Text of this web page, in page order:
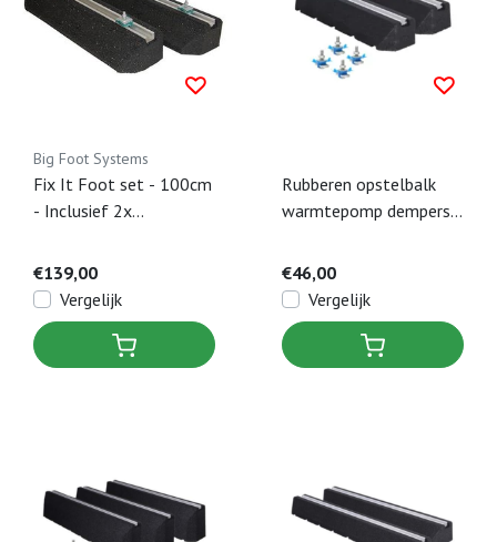
Big Foot Systems
Fix It Foot set - 100cm
- Inclusief 2x
€139,00
Vergelijk
Rubberen opstelbalk
warmtepomp dempers
M8 x 40 mm (set a 2
stuks)
€46,00
Vergelijk